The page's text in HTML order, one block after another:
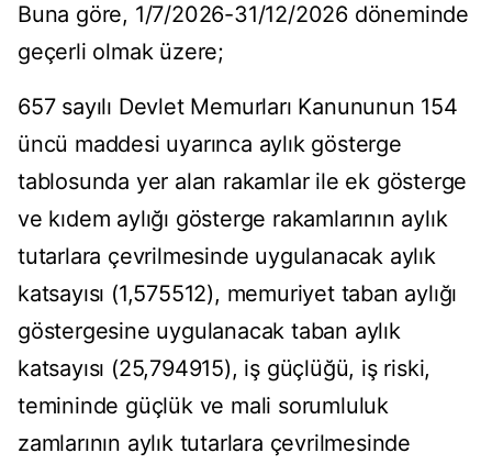
Buna göre, 1/7/2026-31/12/2026 döneminde
geçerli olmak üzere;
657 sayılı Devlet Memurları Kanununun 154
üncü maddesi uyarınca aylık gösterge
tablosunda yer alan rakamlar ile ek gösterge
ve kıdem aylığı gösterge rakamlarının aylık
tutarlara çevrilmesinde uygulanacak aylık
katsayısı (1,575512), memuriyet taban aylığı
göstergesine uygulanacak taban aylık
katsayısı (25,794915), iş güçlüğü, iş riski,
temininde güçlük ve mali sorumluluk
zamlarının aylık tutarlara çevrilmesinde